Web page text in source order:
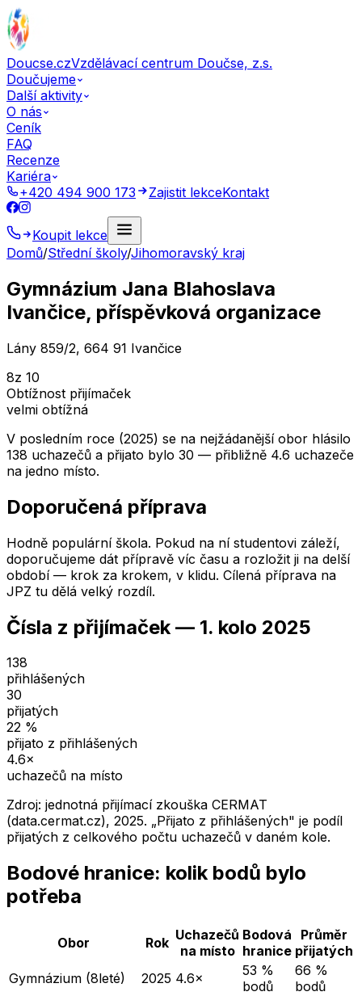
Doucse.czVzdělávací centrum Doučse, z.s.
Doučujeme
Další aktivity
O nás
Ceník
FAQ
Recenze
Kariéra
+420 494 900 173
Zajistit lekceKontakt
Koupit lekce
Domů/Střední školy/Jihomoravský kraj
Gymnázium Jana Blahoslava
Ivančice, příspěvková organizace
Lány 859/2, 664 91 Ivančice
8z 10
Obtížnost přijímaček
velmi obtížná
V posledním roce (2025) se na nejžádanější obor hlásilo
138 uchazečů a přijato bylo 30 — přibližně 4.6 uchazeče
na jedno místo.
Doporučená příprava
Hodně populární škola. Pokud na ní studentovi záleží,
doporučujeme dát přípravě víc času a rozložit ji na delší
období — krok za krokem, v klidu. Cílená příprava na
JPZ tu dělá velký rozdíl.
Čísla z přijímaček — 1. kolo 2025
138
přihlášených
30
přijatých
22 %
přijato z přihlášených
4.6×
uchazečů na místo
Zdroj: jednotná přijímací zkouška CERMAT
(data.cermat.cz), 2025. „Přijato z přihlášených" je podíl
přijatých z celkového počtu uchazečů v daném kole.
Bodové hranice: kolik bodů bylo
potřeba
Obor Rok Uchazečů
na místo
Bodová
hranice
Průměr
přijatých
Gymnázium (8leté)
2025 4.6×
53 %
bodů
66 %
bodů